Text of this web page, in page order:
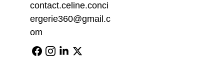
contact.celine.conci
ergerie360@gmail.c
om